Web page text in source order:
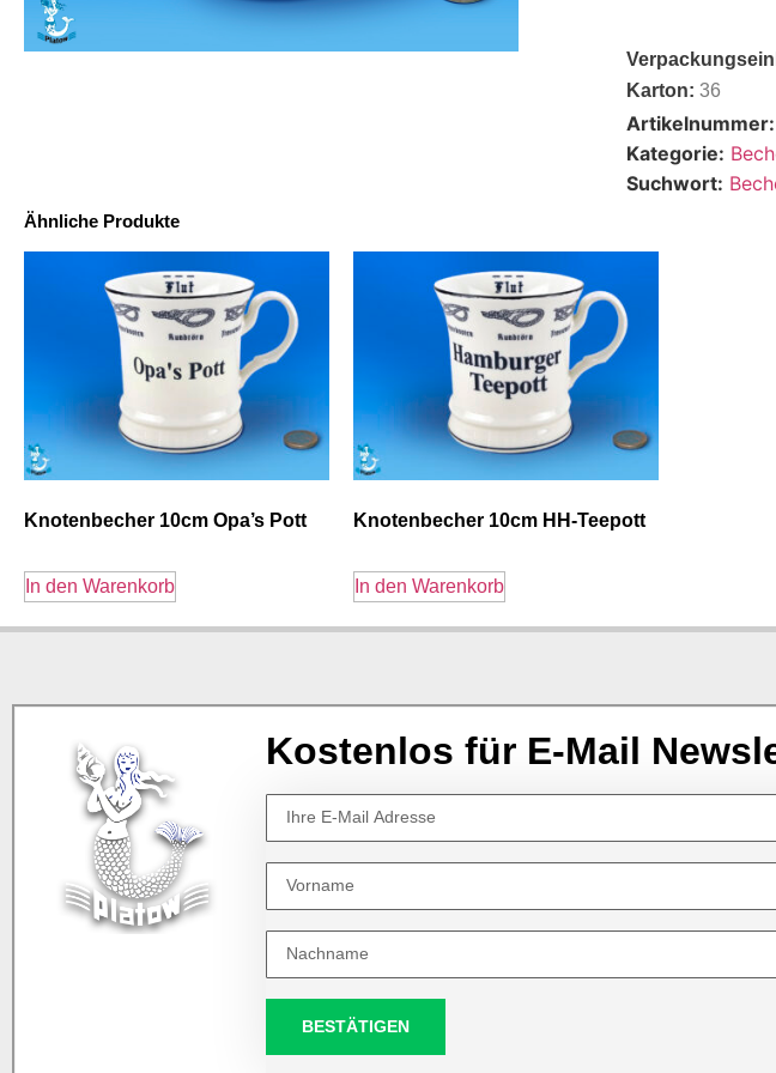
Karton:36
Artikelnummer:
Kategorie:
Suchwort:
Ähnliche Produkte
Knotenbecher 10cm Opa’s Pott
In den Warenkorb
Knotenbecher 10cm HH-Teepott
In den Warenkorb
Kostenlos für E-Mail
BESTÄTIGEN